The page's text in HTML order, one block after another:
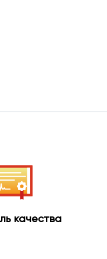
качества